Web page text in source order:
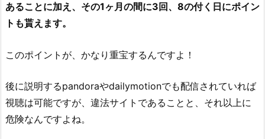
あることに加え、その1ヶ月の間に3回、8の付く日にポイン
トも貰えます。
このポイントが、かなり重宝するんですよ！
後に説明するpandoraやdailymotionでも配信されていれば
視聴は可能ですが、違法サイトであることと、それ以上に
危険なんですよね。